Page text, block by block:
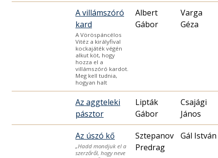
A villámszóró
kard
A Vöröspáncélos
Vitéz a királyfival
kockajáték végén
alkut köt, hogy
hozza el a
villámszóró kardot.
Meg kell tudnia,
hogyan halt
Albert
Gábor
Varga
Géza
Az aggteleki
pásztor
Lipták
Gábor
Csajági
János
Az úszó kő
„Hadd mondjuk el a
szerzőről, hogy neve
Sztepanov
Predrag
Gál István